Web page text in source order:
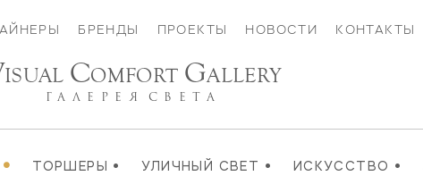
БРЕНДЫ ПРОЕКТЫ НОВОСТИ КОНТАКТЫ
• ТОРШЕРЫ • УЛИЧНЫЙ СВЕТ • ИСКУССТВО •
ISUAL COMFORT GALLERY
ГАЛЕРЕЯ СВЕТА